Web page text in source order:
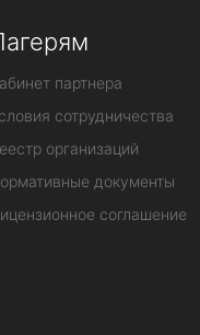
партнера
сотрудничества
организаций
документы
соглашение